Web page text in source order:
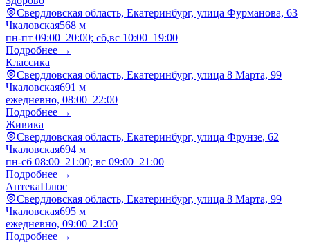
Свердловская область, Екатеринбург, улица Фурманова, 63
Чкаловская568 м
пн-пт 09:00–20:00; сб,вс 10:00–19:00
Подробнее →
Классика
Свердловская область, Екатеринбург, улица 8 Марта, 99
Чкаловская691 м
ежедневно, 08:00–22:00
Подробнее →
Живика
Свердловская область, Екатеринбург, улица Фрунзе, 62
Чкаловская694 м
пн-сб 08:00–21:00; вс 09:00–21:00
Подробнее →
АптекаПлюс
Свердловская область, Екатеринбург, улица 8 Марта, 99
Чкаловская695 м
ежедневно, 09:00–21:00
Подробнее →